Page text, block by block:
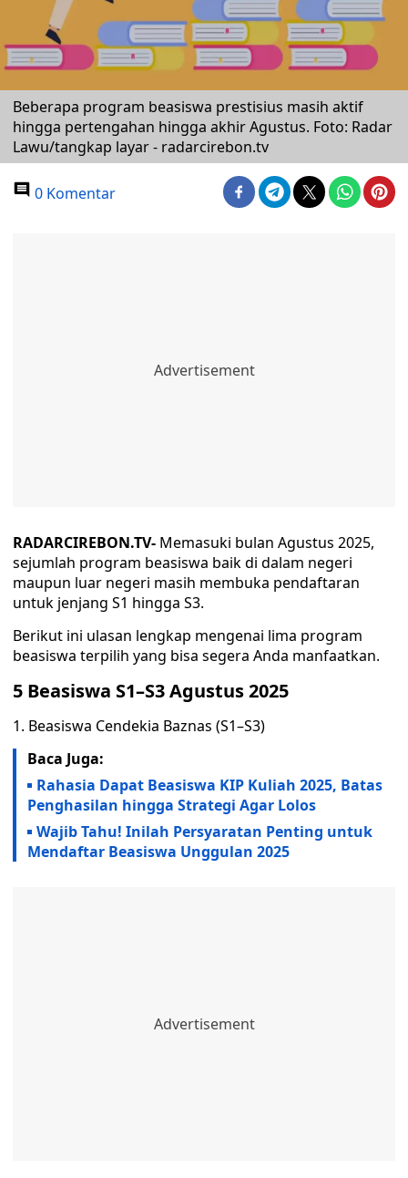
Beberapa program beasiswa prestisius masih aktif
hingga pertengahan hingga akhir Agustus. Foto: Radar
Lawu/tangkap layar - radarcirebon.tv
0 Komentar
RADARCIREBON.TV- Memasuki bulan Agustus 2025,
sejumlah program beasiswa baik di dalam negeri
maupun luar negeri masih membuka pendaftaran
untuk jenjang S1 hingga S3.
Berikut ini ulasan lengkap mengenai lima program
beasiswa terpilih yang bisa segera Anda manfaatkan.
5 Beasiswa S1–S3 Agustus 2025
1. Beasiswa Cendekia Baznas (S1–S3)
Baca Juga:
Rahasia Dapat Beasiswa KIP Kuliah 2025, Batas
Penghasilan hingga Strategi Agar Lolos
Wajib Tahu! Inilah Persyaratan Penting untuk
Mendaftar Beasiswa Unggulan 2025